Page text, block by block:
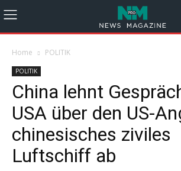
Home POLITIK
POLITIK
China lehnt
USA über den US-
chinesisches ziviles
Luftschiff ab